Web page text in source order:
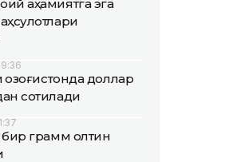
аҳамиятга эга
Қозоғистонда доллар
сотилади
бир грамм олтин